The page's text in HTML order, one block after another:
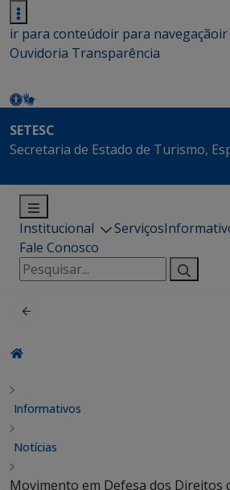
ir para conteúdoir para navegaçãoir
Ouvidoria Transparência
SETESC
Secretaria de Estado de Turismo,
Institucional Serviços
Fale Conosco
Pesquisar
por:
Informativos
Notícias
Movimento em Defesa dos Direitos